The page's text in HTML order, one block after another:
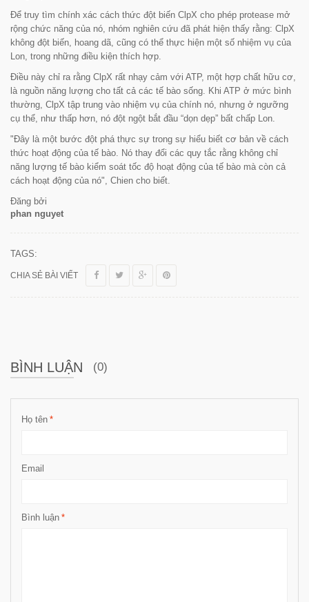
Để truy tìm chính xác cách thức đột biến ClpX cho phép protease mở
rộng chức năng của nó, nhóm nghiên cứu đã phát hiện thấy rằng: ClpX
không đột biến, hoang dã, cũng có thể thực hiện một số nhiệm vụ của
Lon, trong những điều kiện thích hợp.
Điều này chỉ ra rằng ClpX rất nhạy cảm với ATP, một hợp chất hữu cơ,
là nguồn năng lượng cho tất cả các tế bào sống. Khi ATP ở mức bình
thường, ClpX tập trung vào nhiệm vụ của chính nó, nhưng ở ngưỡng
cụ thể, như thấp hơn, nó đột ngột bắt đầu “dọn dẹp” bất chấp Lon.
"Đây là một bước đột phá thực sự trong sự hiểu biết cơ bản về cách
thức hoạt động của tế bào. Nó thay đổi các quy tắc rằng không chỉ
năng lượng tế bào kiểm soát tốc độ hoạt động của tế bào mà còn cả
cách hoạt động của nó", Chien cho biết.
Đăng bởi
phan nguyet
TAGS:
CHIA SẺ BÀI VIẾT
BÌNH LUẬN (0)
*
Họ tên
Email
*
Bình luận